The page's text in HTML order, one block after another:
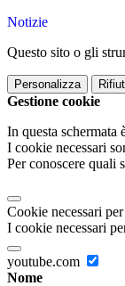
Notizie
Questo sito o gli
Personalizza
Gestione cookie
In questa schermata
I cookie necessari
Per conoscere quali
Cookie necessari
I cookie necessari
youtube.com
Nome